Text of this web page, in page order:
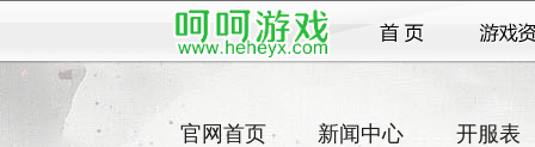
官网首页 新闻中心 开服表